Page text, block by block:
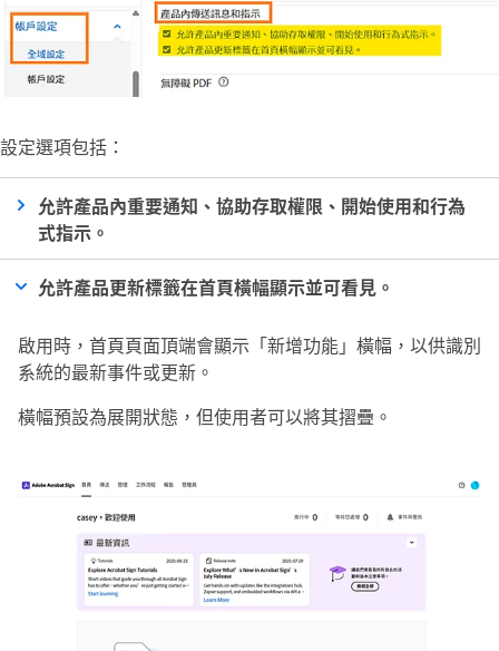
設定選項包括：
允許產品內重要通知、協助存取權限、開始使用和行為
式指示。
允許產品更新標籤在首頁橫幅顯示並可看見。
啟用時， 首頁頁面頂端會顯示「新增功能」橫幅，以供識別
系統的最新事件或更新。
橫幅預設為展開狀態，但使用者可以將其摺疊。